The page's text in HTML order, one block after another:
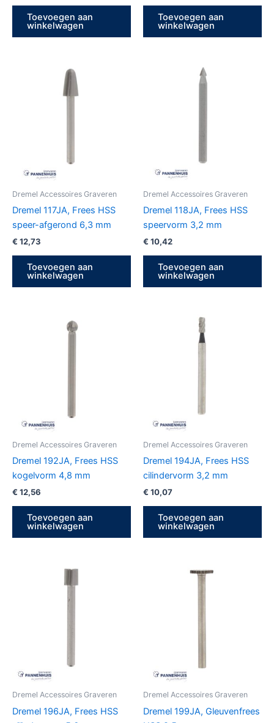
Toevoegen aan
winkelwagen
Toevoegen aan
winkelwagen
Dremel Accessoires Graveren
Dremel 117JA, Frees HSS
speer-afgerond 6,3 mm
€ 12,73
Toevoegen aan
winkelwagen
Dremel Accessoires Graveren
Dremel 118JA, Frees HSS
speervorm 3,2 mm
€ 10,42
Toevoegen aan
winkelwagen
Dremel Accessoires Graveren
Dremel 192JA, Frees HSS
kogelvorm 4,8 mm
€ 12,56
Toevoegen aan
winkelwagen
Dremel Accessoires Graveren
Dremel 194JA, Frees HSS
cilindervorm 3,2 mm
€ 10,07
Toevoegen aan
winkelwagen
Dremel Accessoires Graveren
Dremel 196JA, Frees HSS
Dremel Accessoires Graveren
Dremel 199JA, Gleuvenfrees